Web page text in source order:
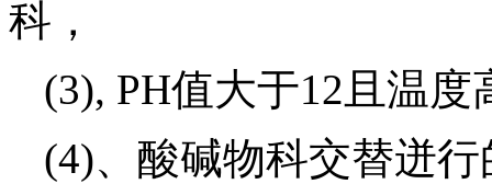
科，
(3), PH值大于12且温
(4)、酸碱物科交替迸